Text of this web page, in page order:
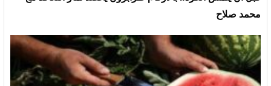
محمد صلاح